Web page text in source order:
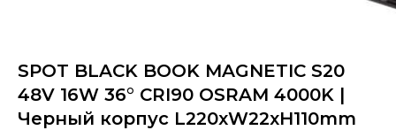
SPOT BLACK BOOK MAGNETIC S20
48V 16W 36° CRI90 OSRAM 4000K |
Черный корпус L220хW22хH110mm